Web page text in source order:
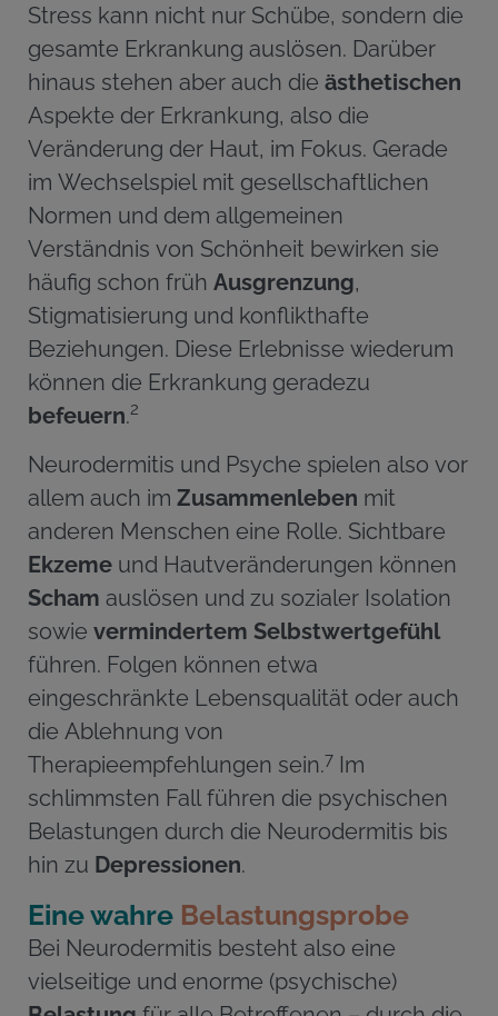
Stress kann nicht nur Schübe, sondern die
gesamte Erkrankung auslösen. Darüber
hinaus stehen aber auch die ästhetischen
Aspekte der Erkrankung, also die
Veränderung der Haut, im Fokus. Gerade
im Wechselspiel mit gesellschaftlichen
Normen und dem allgemeinen
Verständnis von Schönheit bewirken sie
häufig schon früh Ausgrenzung,
Stigmatisierung und konflikthafte
Beziehungen. Diese Erlebnisse wiederum
können die Erkrankung geradezu
befeuern.2
Neurodermitis und Psyche spielen also vor
allem auch im Zusammenleben mit
anderen Menschen eine Rolle. Sichtbare
Ekzeme und Hautveränderungen können
Scham auslösen und zu sozialer Isolation
sowie vermindertem Selbstwertgefühl
führen. Folgen können etwa
eingeschränkte Lebensqualität oder auch
die Ablehnung von
Therapieempfehlungen sein.7 Im
schlimmsten Fall führen die psychischen
Belastungen durch die Neurodermitis bis
hin zu Depressionen.
Eine wahre Belastungsprobe
Bei Neurodermitis besteht also eine
vielseitige und enorme (psychische)